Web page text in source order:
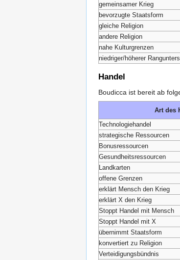
gemeinsamer Krieg
bevorzugte Staatsform
gleiche Religion
andere Religion
nahe Kulturgrenzen
niedriger/höherer
Handel
Boudicca ist bereit ab
Art des
Technologiehandel
strategische Ressourcen
Bonusressourcen
Gesundheitsressourcen
Landkarten
offene Grenzen
erklärt Mensch den Krieg
erklärt X den Krieg
Stoppt Handel mit Mensch
Stoppt Handel mit X
übernimmt Staatsform
konvertiert zu Religion
Verteidigungsbündnis